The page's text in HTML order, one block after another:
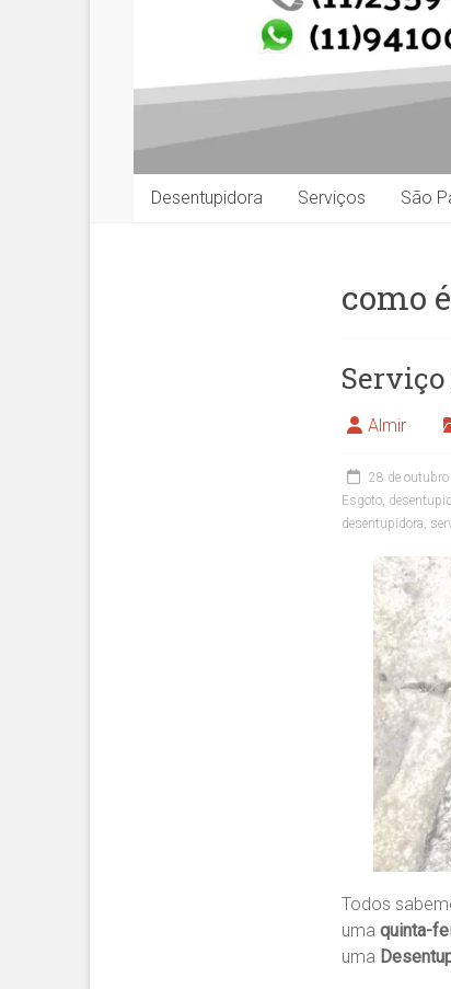
Desentupidora Serviços São
como
Serviço
Almir
28 de outubro
Esgoto,
desentupidora,
Todos
uma quinta-
uma